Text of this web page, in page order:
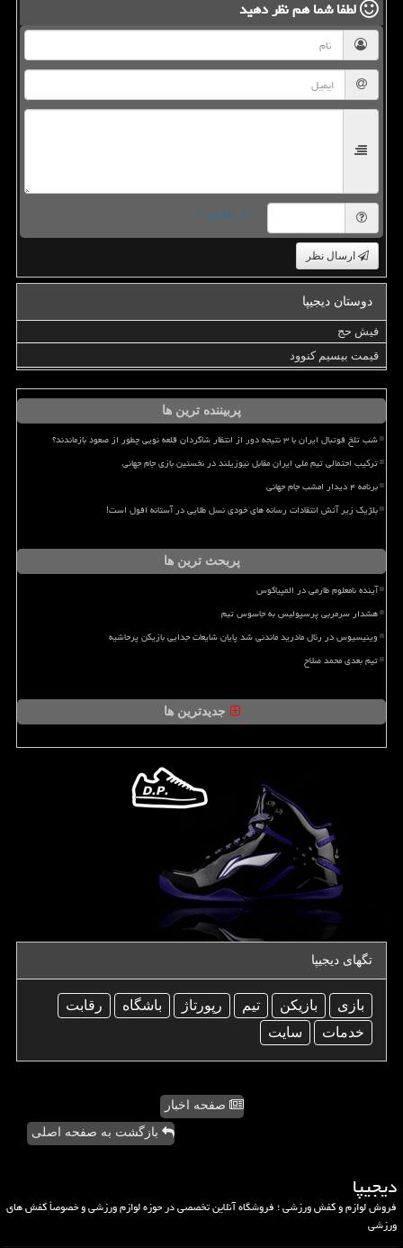
لطفا شما همنظر دهید
= ۸ بعلاوه ۱
ارسال نظر
دوستان دیجیپا
فیش حج
قیمت بیسیم کنوود
پربیننده ترین ها
شب تلخ فوتبال ایران با ۳ نتیجه دور از انتظار شاگردان قلعه نویی چطور از صعود بازماندند؟
ترکیب احتمالی تیم ملی ایران مقابل نیوزیلند در نخستین بازی جام جهانی
برنامه ۴ دیدار امشب جام جهانی
بلژیک زیر آتش انتقادات رسانه های خودی نسل طلایی در آستانه افول است!
پربحث ترین ها
آینده نامعلوم طارمی در المپیاکوس
هشدار سرمربی پرسپولیس به جاسوس تیم
وینیسیوس در رئال مادرید ماندنی شد پایان شایعات جدایی بازیکن پرحاشیه
تیم بعدی محمد صلاح
جدیدترین ها
تگهای دیجیپا
بازی بازیكن تیم رپورتاژ باشگاه
رقابت
خدمات
سایت
صفحه اخبار
بازگشت به صفحه اصلی
دیجیپا
فروش لوازم و کفش ورزشی ؛ فروشگاه آنلاین تخصصی در حوزه لوازم ورزشی و خصوصاً کفش های
ورزشی